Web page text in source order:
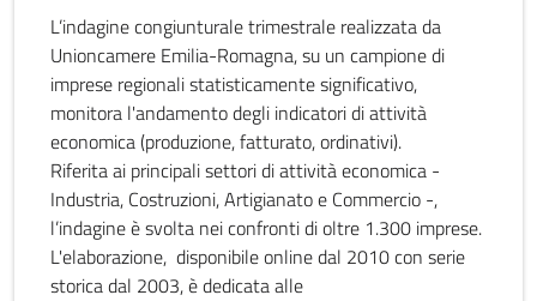
L’indagine congiunturale trimestrale realizzata da
Unioncamere Emilia-Romagna, su un campione di
imprese regionali statisticamente significativo,
monitora l'andamento degli indicatori di attività
economica (produzione, fatturato, ordinativi).
Riferita ai principali settori di attività economica -
Industria, Costruzioni, Artigianato e Commercio -,
l’indagine è svolta nei confronti di oltre 1.300 imprese.
L'elaborazione, disponibile online dal 2010 con serie
storica dal 2003, è dedicata alle